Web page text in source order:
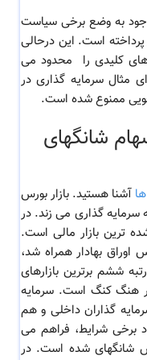
به وضع برخی سیاست
است. این درحالی
کلیدی را محدود می
مثال سرمایه گذاری در
ممنوع شده است.
شانگهای
آشنا هستید. بازار بورس
سرمایه گذاری می زند. در
ترین بازار مالی است.
بهادار همراه شد،
ششم برترین بازارهای
هنگ کنگ است. سرمایه
گذاران داخلی و هم
برخی شرایط، فراهم می
شانگهای شده است. در